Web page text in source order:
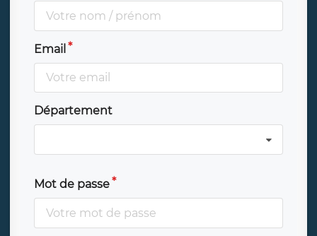
Email
Département
Mot de passe